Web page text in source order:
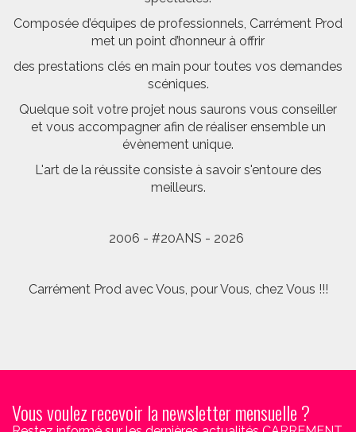
Composée d’équipes de professionnels, Carrément Prod
met un point d’honneur à offrir
des prestations clés en main pour toutes vos demandes
scéniques.
Quelque soit votre projet nous saurons vous conseiller
et vous accompagner afin de réaliser ensemble un
évènement unique.
L'art de la réussite consiste à savoir s'entoure des
meilleurs.
2006 - #20ANS - 2026
Carrément Prod avec Vous, pour Vous, chez Vous !!!
Vous voulez recevoir la newsletter mensuelle ?